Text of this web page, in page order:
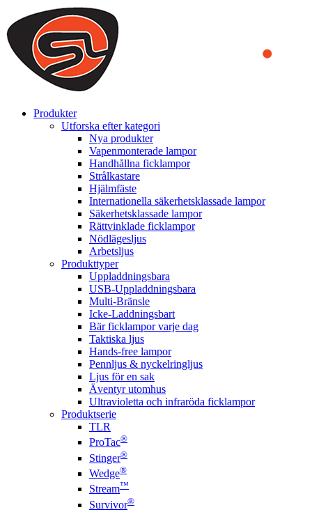
We use cookies to ensure that we provide you the best experience
on our website. By continuing to browse this website, you accept
that cookies are used to help us analyze how the website is used and
to offer you a better experience. To learn more or to find out how
you can disable cookies, you can access our
Produkter
Utforska efter kategori
Nya produkter
Vapenmonterade lampor
Handhållna ficklampor
Strålkastare
Hjälmfäste
Internationella säkerhetsklassade lampor
Säkerhetsklassade lampor
Rättvinklade ficklampor
Nödlägesljus
Arbetsljus
Produkttyper
Uppladdningsbara
USB-Uppladdningsbara
Multi-Bränsle
Icke-Laddningsbart
Bär ficklampor varje dag
Taktiska ljus
Hands-free lampor
Pennljus & nyckelringljus
Ljus för en sak
Äventyr utomhus
Ultravioletta och infraröda ficklampor
Produktserie
TLR
ProTac®
Stinger®
Wedge®
Stream™
Survivor®